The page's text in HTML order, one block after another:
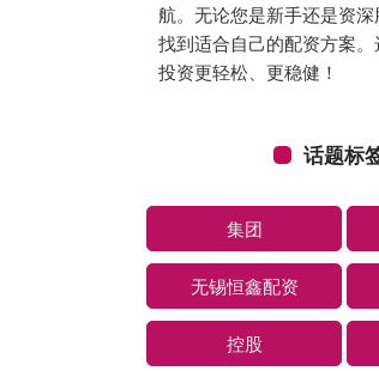
航。无论您是新手还是资
找到适合自己的配资方案
投资更轻松、更稳健！
话题标
集团
无锡恒鑫配资
控股